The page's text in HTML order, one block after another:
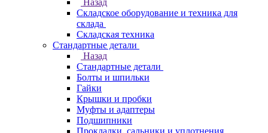
Назад
Складское оборудование и техника для
склада
Складская техника
Стандартные детали
Назад
Стандартные детали
Болты и шпильки
Гайки
Крышки и пробки
Муфты и адаптеры
Подшипники
Прокладки, сальники и уплотнения